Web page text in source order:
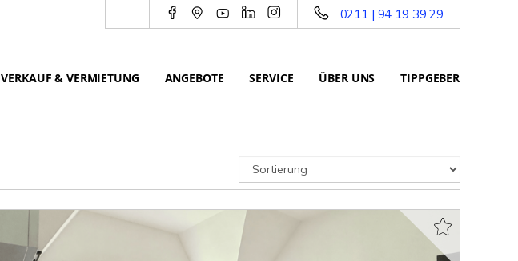
0211 | 94 19 39 29
VERKAUF & VERMIETUNG ANGEBOTE SERVICE ÜBER UNS TIPPGEBER